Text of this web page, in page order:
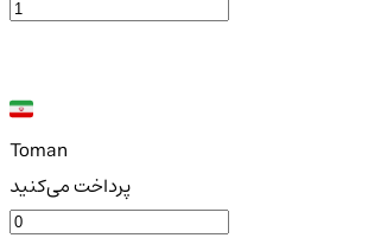
Toman
پرداخت می‌کنید